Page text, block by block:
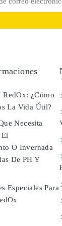
RedOx: ¿Cómo
La Vida Útil?
Necesita
El
O Invernada
De PH Y
Especiales Para